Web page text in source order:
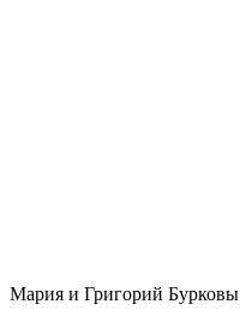
Мария и Григорий Бурковы